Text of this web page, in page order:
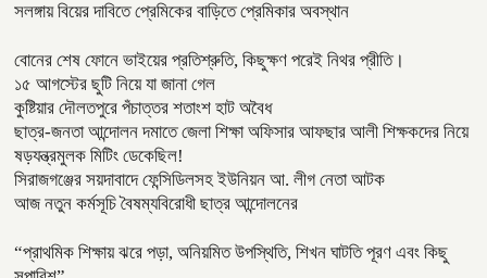
সলঙ্গায় বিয়ের দাবিতে প্রেমিকের বাড়িতে প্রেমিকার অবস্থান
বোনের শেষ ফোনে ভাইয়ের প্রতিশ্রুতি, কিছুক্ষণ পরেই নিথর প্রীতি।
১৫ আগস্টের ছুটি নিয়ে যা জানা গেল
কুষ্টিয়ার দৌলতপুরে পঁচাত্তর শতাংশ হাট অবৈধ
ছাত্র-জনতা আন্দোলন দমাতে জেলা শিক্ষা অফিসার আফছার আলী শিক্ষকদের নিয়ে
ষড়যন্ত্রমুলক মিটিং ডেকেছিল!
সিরাজগঞ্জের সয়দাবাদে ফেন্সিডিলসহ ইউনিয়ন আ. লীগ নেতা আটক
আজ নতুন কর্মসূচি বৈষম্যবিরোধী ছাত্র আন্দোলনের
“প্রাথমিক শিক্ষায় ঝরে পড়া, অনিয়মিত উপস্থিতি, শিখন ঘাটতি পূরণ এবং কিছু